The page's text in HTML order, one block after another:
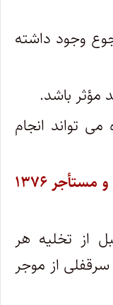
وجود داشته
می تواند انجام
۱۳۷۶
از تخلیه هر
از موجر